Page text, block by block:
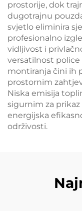
prostorije, dok
dugotrajnu
svjetlo eliminira
profesionalno
vidljivost i
versatilnost police
montiranja čini ih
prostornim
Niska emisija
sigurnim za
energijska
održivosti.